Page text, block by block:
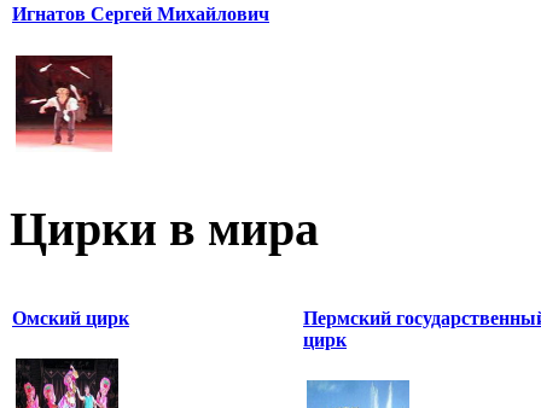
Игнатов Сергей Михайлович
Цирки в мира
Омский цирк
Пермский
цирк